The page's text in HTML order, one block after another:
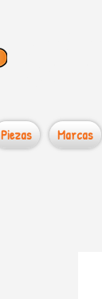
Piezas Marcas